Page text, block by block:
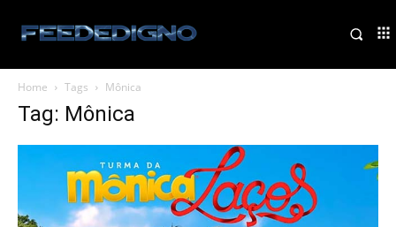
Home Tags Mônica
Tag: Mônica